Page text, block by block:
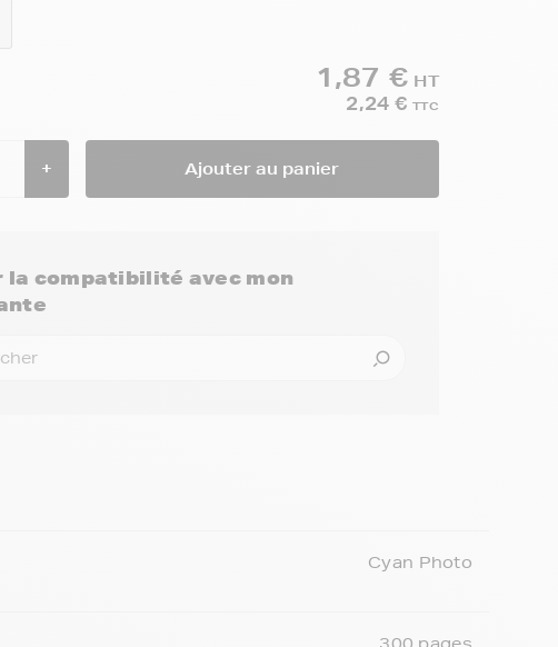
1,87 € HT
2,24 € TTC
+ Ajouter au panier
compatibilité avec mon
Cyan Photo